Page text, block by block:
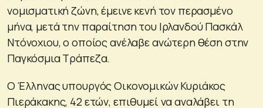
νομισματική ζώνη, έμεινε κενή τον περασμένο
μήνα, μετά την παραίτηση του Ιρλανδού Πασκάλ
Ντόνοχιου, ο οποίος ανέλαβε ανώτερη θέση στην
Παγκόσμια Τράπεζα.
Ο Έλληνας υπουργός Οικονομικών Κυριάκος
Πιεράκακης, 42 ετών, επιθυμεί να αναλάβει τη